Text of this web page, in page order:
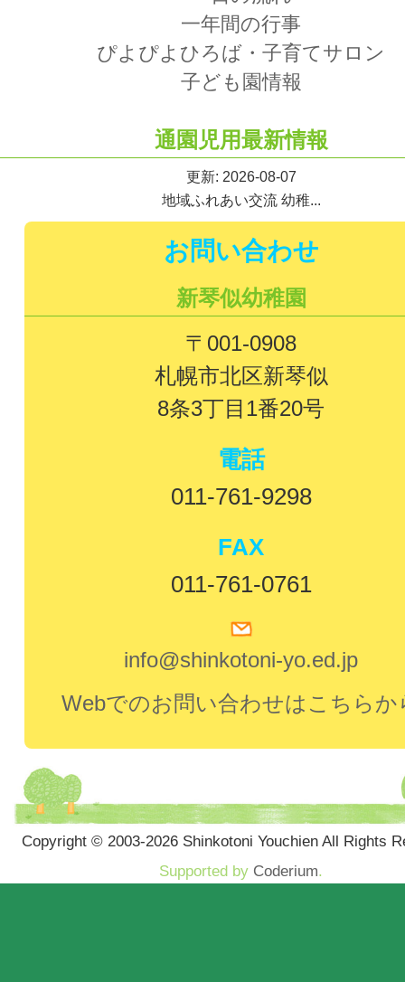
一年間の行事
ぴよぴよひろば・子育てサロン
子ども園情報
通園児用最新情報
更新: 2026-08-07
地域ふれあい交流 幼稚...
お問い合わせ
新琴似幼稚園
〒001-0908
札幌市北区新琴似
8条3丁目1番20号
電話
011-761-9298
FAX
011-761-0761
info@shinkotoni-yo.ed.jp
Webでのお問い合わせはこちらか
Copyright © 2003-2026 Shinkotoni Youchien All Rights
Supported by Coderium.